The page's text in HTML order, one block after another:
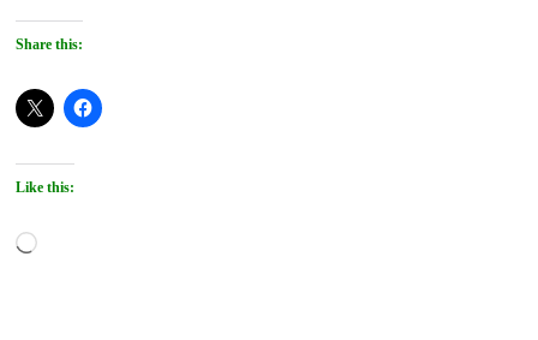
Share this:
Like this:
Loading…